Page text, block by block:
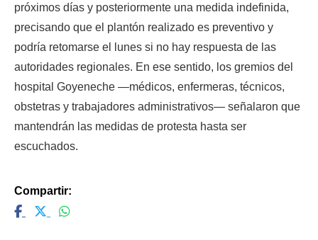
próximos días y posteriormente una medida indefinida,
precisando que el plantón realizado es preventivo y
podría retomarse el lunes si no hay respuesta de las
autoridades regionales. En ese sentido, los gremios del
hospital Goyeneche —médicos, enfermeras, técnicos,
obstetras y trabajadores administrativos— señalaron que
mantendrán las medidas de protesta hasta ser
escuchados.
Compartir: